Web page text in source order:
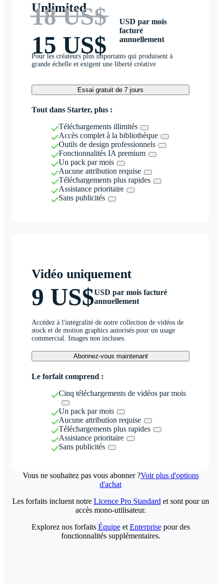
Unlimited
18 US$
15 US$
USD par mois
facturé
annuellement
Pour les créateurs plus importants qui produisent à
grande échelle et exigent une liberté créative
Essai gratuit de 7 jours
Tout dans Starter, plus :
Téléchargements illimités
Accès complet à la bibliothèque
Outils de design professionnels
Fonctionnalités IA premium
Un pack par mois
Aucune attribution requise
Téléchargements plus rapides
Assistance prioritaire
Sans publicités
Vidéo uniquement
9 US$USD par mois facturé
annuellement
Accédez à l'intégralité de notre collection de vidéos de
stock et de motion graphics autorisés pour un usage
commercial. Images non incluses.
Abonnez-vous maintenant
Le forfait comprend :
Cinq téléchargements de vidéos par mois
Un pack par mois
Aucune attribution requise
Téléchargements plus rapides
Assistance prioritaire
Sans publicités
Vous ne souhaitez pas vous abonner ?Voir plus d'options
d'achat
Les forfaits incluent notre Licence Pro Standard et sont pour un
accès mono-utilisateur.
Explorez nos forfaits Équipeet Enterprisepour des
fonctionnalités supplémentaires.